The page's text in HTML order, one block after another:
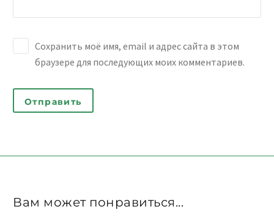
Сохранить моё имя, email и адрес сайта в этом
браузере для последующих моих комментариев.
Отправить
Вам может понравиться...